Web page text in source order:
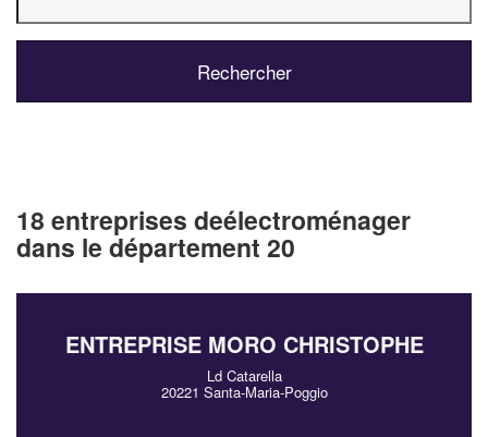
18 entreprises deélectroménager
dans le département 20
ENTREPRISE MORO CHRISTOPHE
Ld Catarella
20221 Santa-Maria-Poggio